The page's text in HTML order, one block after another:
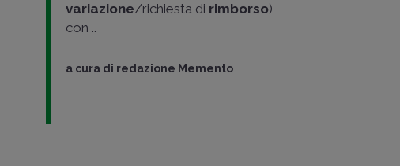
variazione/richiesta di rimborso)
con ..
a cura di redazione Memento